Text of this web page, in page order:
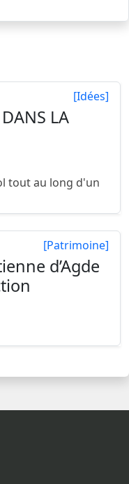
[Idées]
LA
tout au long d'un
[Patrimoine]
d’Agde